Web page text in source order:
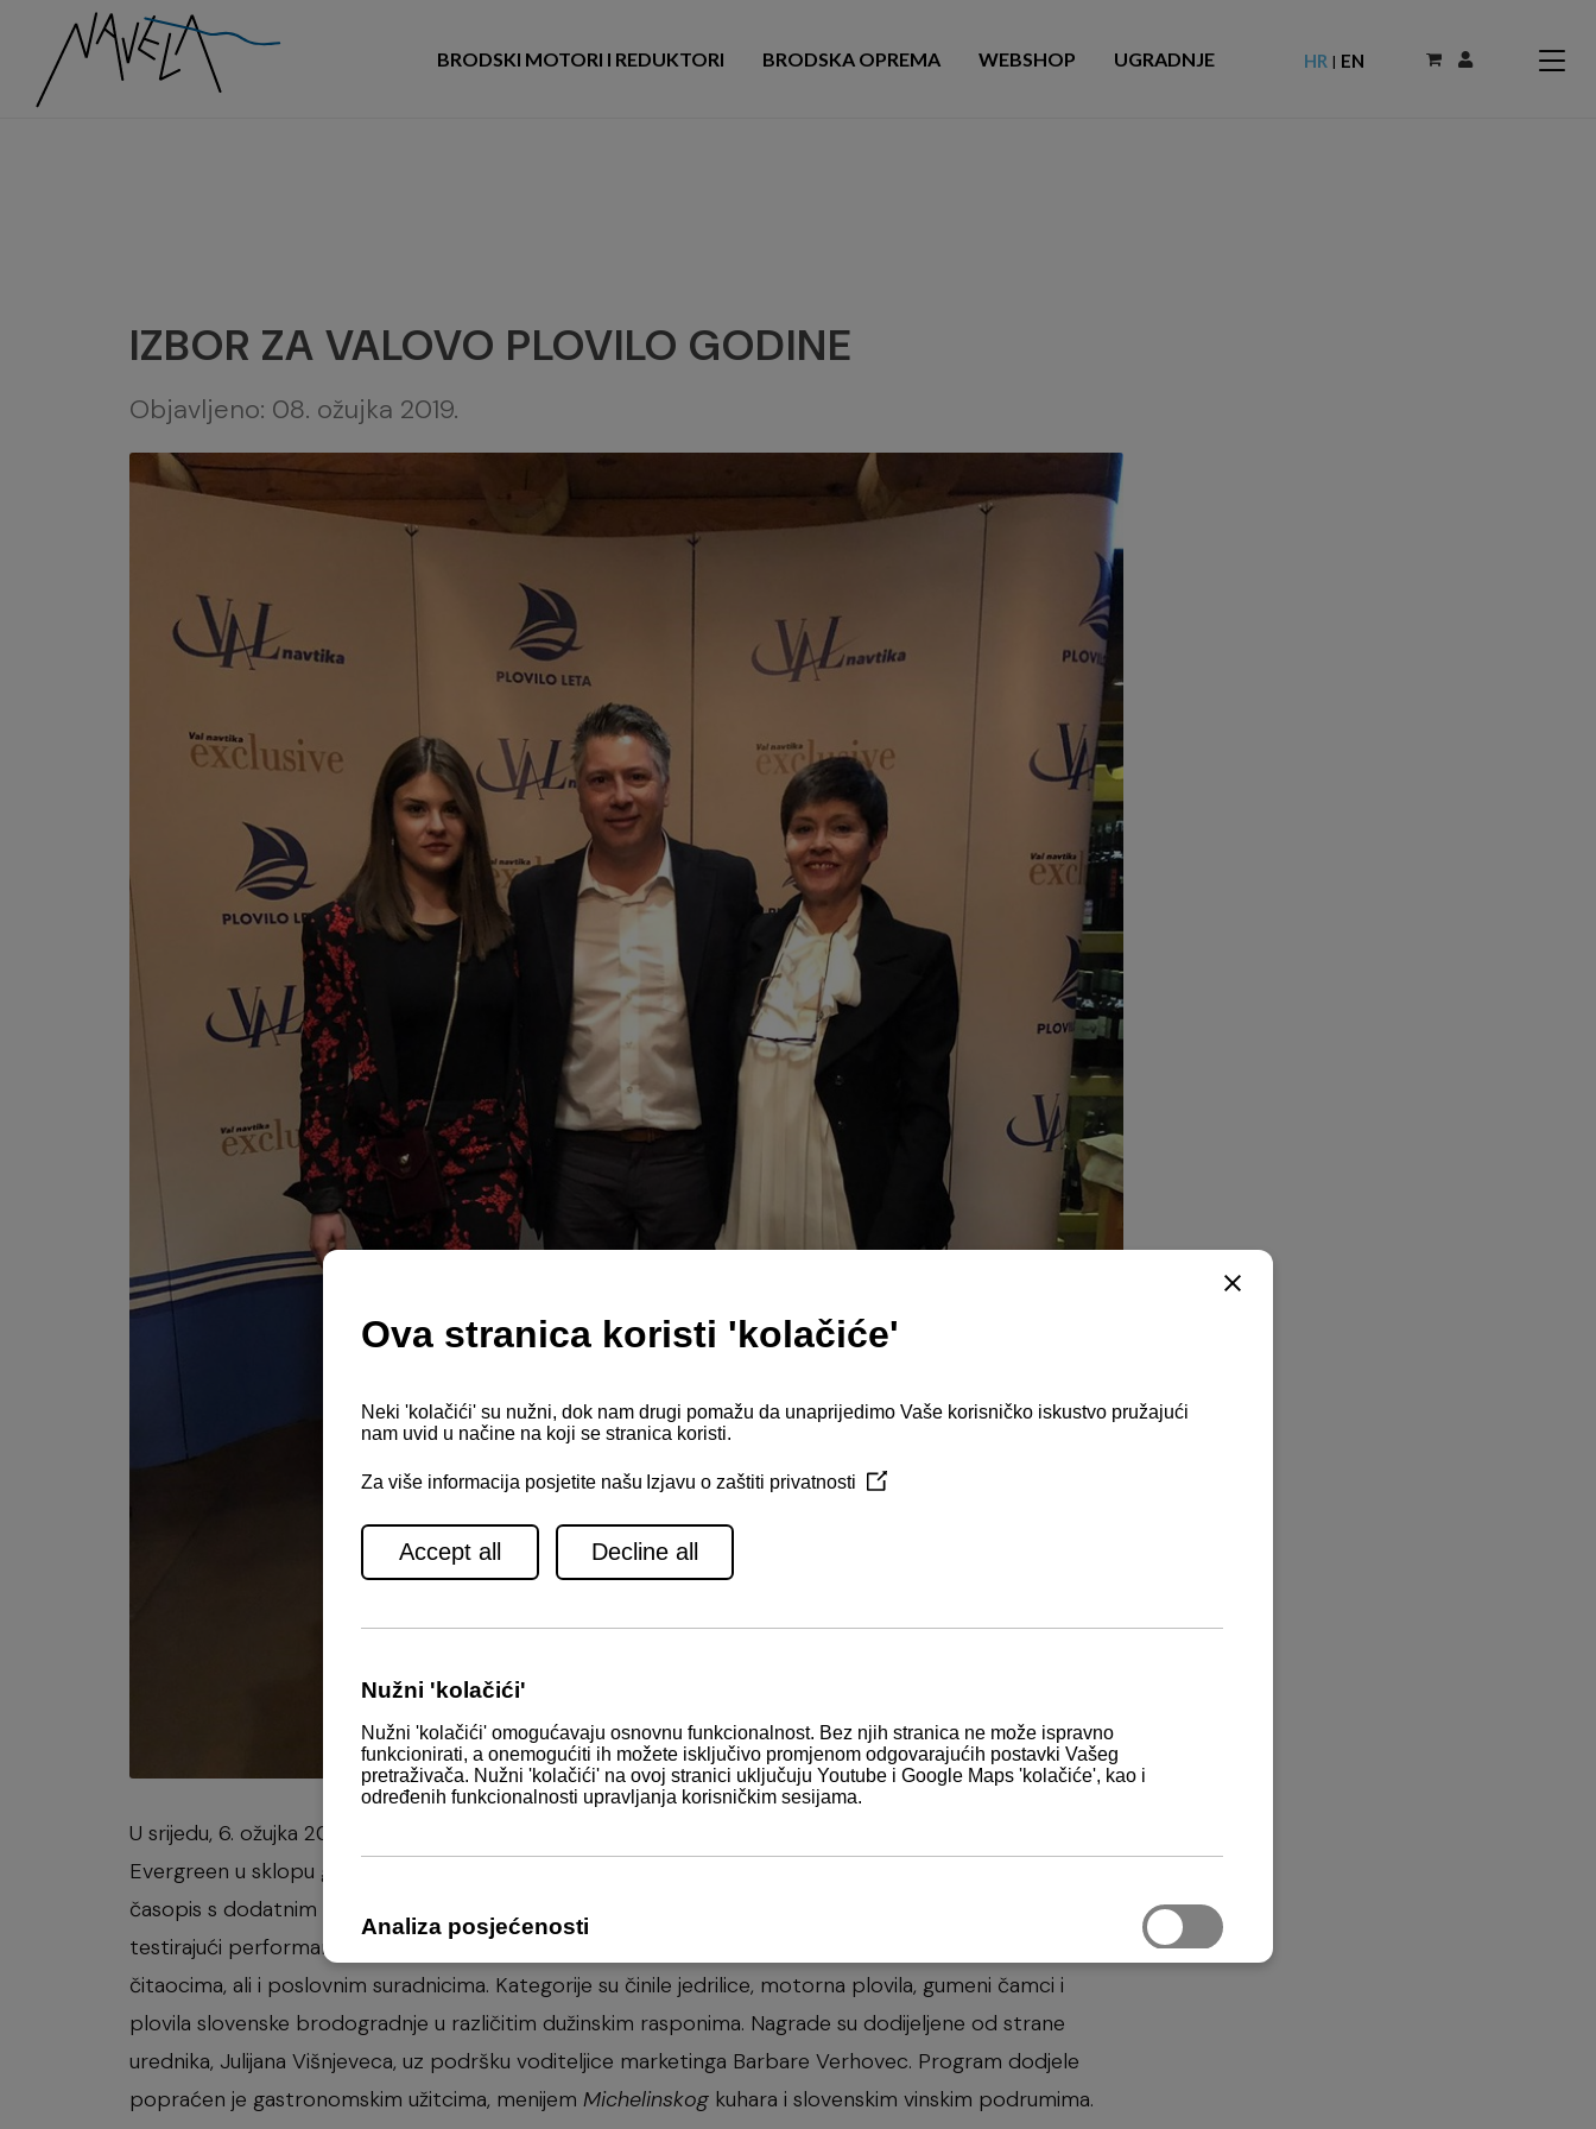
BRODSKI MOTORI I REDUKTORI BRODSKA OPREMA WEBSHOP UGRADNJE HR | EN
IZBOR ZA VALOVO PLOVILO GODINE
Objavljeno: 08. ožujka 2019.
U srijedu, 6. ožujka 2019. Navela je prisustvovala izboru za
Evergreen u sklopu golf kluba Diners CUBO, u blizini Ljubljane. Val navtika je vodeći slovenski nautički
časopis s dodatnim temama automobila i sporta, stacioniran u Ljubljani. Valov tim je proveo 2018.
testirajući performanse domaće i strane brodogradnje kako bi njihove prednosti približio vjernim
čitaocima, ali i poslovnim suradnicima. Kategorije su činile jedrilice, motorna plovila, gumeni čamci i
plovila slovenske brodogradnje u različitim dužinskim rasponima. Nagrade su dodijeljene od strane
urednika, Julijana Višnjeveca, uz podršku voditeljice marketinga Barbare Verhovec. Program dodjele
popraćen je gastronomskim užitcima, menijem Michelinskog kuhara i slovenskim vinskim podrumima.